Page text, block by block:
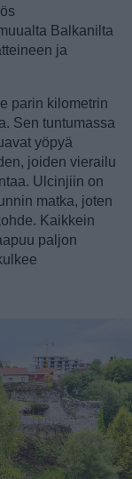
Balkanilta
ja
parin kilometrin
Sen tuntumassa
yöpyä
joiden vierailu
Ulcinjiin on
matka, joten
Kaikkein
paljon